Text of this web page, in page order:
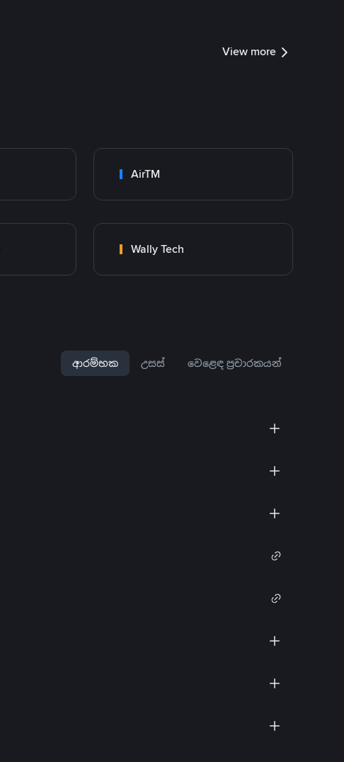
View more
AirTM
Wally Tech
ආරම්භක උසස් වෙළෙඳ ප්‍රචාරකයන්